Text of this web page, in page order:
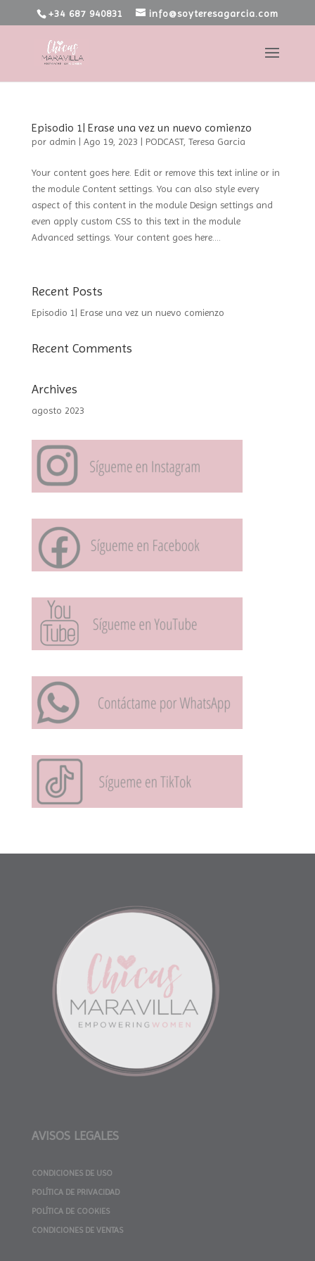
+34 687 940831 info@soyteresagarcia.com
Episodio 1| Erase una vez un nuevo comienzo
por admin | Ago 19, 2023 | PODCAST, Teresa Garcia
Your content goes here. Edit or remove this text inline or in
the module Content settings. You can also style every
aspect of this content in the module Design settings and
even apply custom CSS to this text in the module
Advanced settings. Your content goes here....
Recent Posts
Episodio 1| Erase una vez un nuevo comienzo
Recent Comments
Archives
agosto 2023
AVISOS LEGALES
CONDICIONES DE USO
POLÍTICA DE PRIVACIDAD
POLÍTICA DE COOKIES
CONDICIONES DE VENTAS